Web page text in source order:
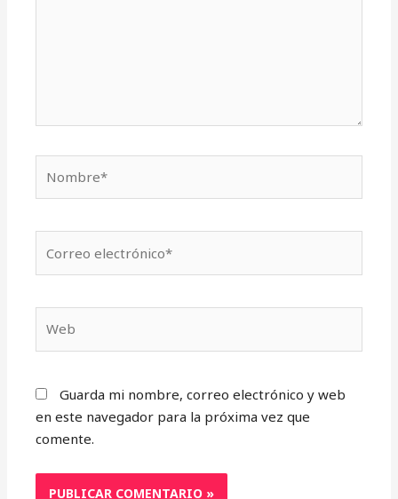
electrónico*
Guarda mi nombre, correo electrónico y web
en este navegador para la próxima vez que
comente.